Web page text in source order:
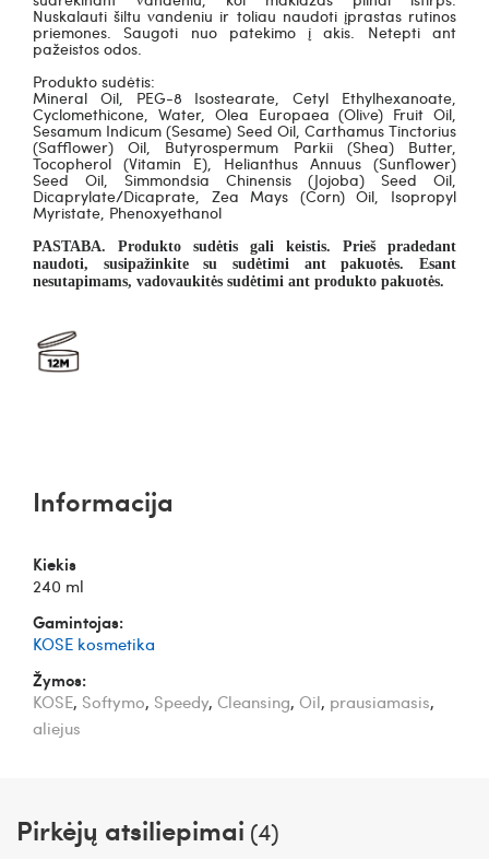
Nuskalauti šiltu vandeniu ir toliau naudoti įprastas rutinos
priemones. Saugoti nuo patekimo į akis. Netepti ant
pažeistos odos.
Produkto sudėtis:
Mineral Oil, PEG-8 Isostearate, Cetyl Ethylhexanoate,
Cyclomethicone, Water, Olea Europaea (Olive) Fruit Oil,
Sesamum Indicum (Sesame) Seed Oil, Carthamus Tinctorius
(Safflower) Oil, Butyrospermum Parkii (Shea) Butter,
Tocopherol (Vitamin E), Helianthus Annuus (Sunflower)
Seed Oil, Simmondsia Chinensis (Jojoba) Seed Oil,
Dicaprylate/Dicaprate, Zea Mays (Corn) Oil, Isopropyl
Myristate, Phenoxyethanol
PASTABA. Produkto sudėtis gali keistis. Prieš pradedant
naudoti, susipažinkite su sudėtimi ant pakuotės. Esant
nesutapimams, vadovaukitės sudėtimi ant produkto pakuotės.
Informacija
Kiekis
240 ml
Gamintojas:
KOSE kosmetika
Žymos:
KOSE, Softymo, Speedy, Cleansing, Oil, prausiamasis,
aliejus
Pirkėjų atsiliepimai (4)